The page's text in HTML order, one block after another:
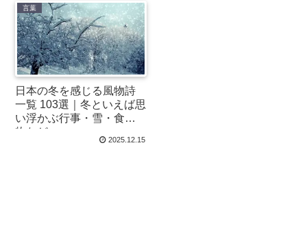
言葉
日本の冬を感じる風物詩
一覧 103選｜冬といえば思
い浮かぶ行事・雪・食べ
物など
2025.12.15